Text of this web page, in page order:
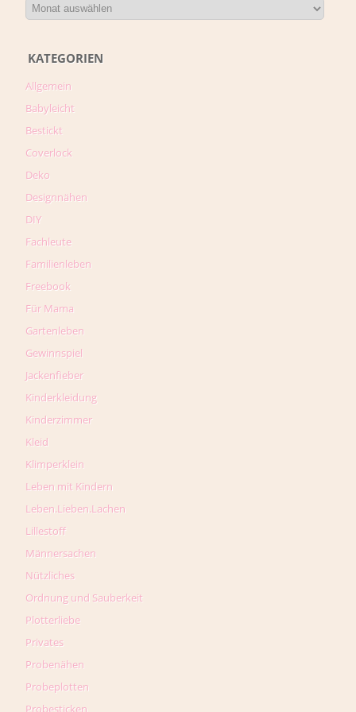
KATEGORIEN
Allgemein
Babyleicht
Bestickt
Coverlock
Deko
Designnähen
DIY
Fachleute
Familienleben
Freebook
Für Mama
Gartenleben
Gewinnspiel
Jackenfieber
Kinderkleidung
Kinderzimmer
Kleid
Klimperklein
Leben mit Kindern
Leben.Lieben.Lachen
Lillestoff
Männersachen
Nützliches
Ordnung und Sauberkeit
Plotterliebe
Privates
Probenähen
Probeplotten
Probesticken